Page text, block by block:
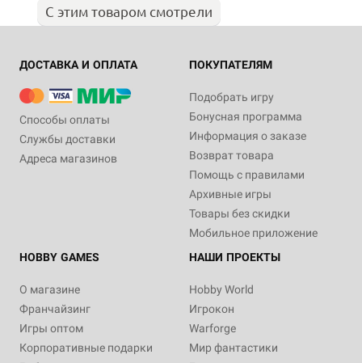
С этим товаром смотрели
ДОСТАВКА И ОПЛАТА
Способы оплаты
Службы доставки
Адреса магазинов
ПОКУПАТЕЛЯМ
Подобрать игру
Бонусная программа
Информация о заказе
Возврат товара
Помощь с правилами
Архивные игры
Товары без скидки
Мобильное приложение
HOBBY GAMES
О магазине
Франчайзинг
Игры оптом
Корпоративные подарки
НАШИ ПРОЕКТЫ
Hobby World
Игрокон
Warforge
Мир фантастики